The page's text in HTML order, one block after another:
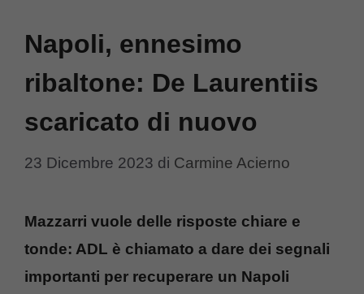
Napoli, ennesimo
ribaltone: De Laurentiis
scaricato di nuovo
23 Dicembre 2023 di Carmine Acierno
Mazzarri vuole delle risposte chiare e
tonde: ADL è chiamato a dare dei segnali
importanti per recuperare un Napoli